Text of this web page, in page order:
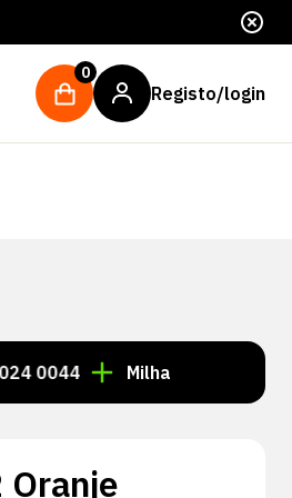
0
Registo/login
Milhares de artigos